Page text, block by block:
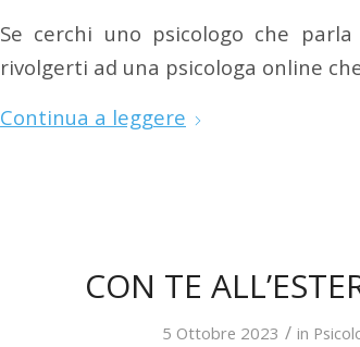
Se cerchi uno psicologo che
rivolgerti ad una psicologa online
Continua a leggere
CON TE
5 Ottobre 2023 / in